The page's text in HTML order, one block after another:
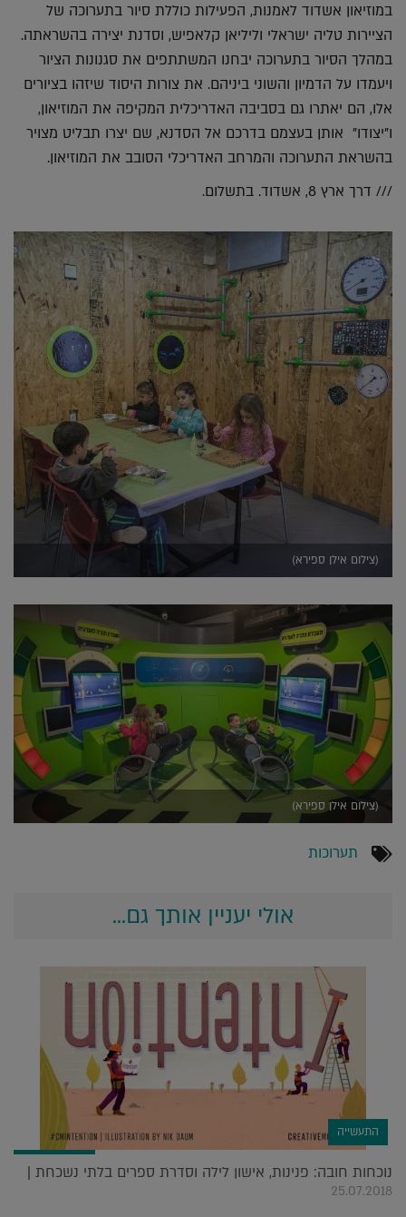
במוזיאון אשדוד לאמנות, הפעילות כוללת סיור בתערוכה של
הציירות טליה ישראלי וליליאן קלאפיש, וסדנת יצירה בהשראתה.
במהלך הסיור בתערוכה יבחנו המשתתפים את סגנונות הציור
ויעמדו על הדמיון והשוני ביניהם. את צורות היסוד שיזהו בציורים
אלו, הם יאתרו גם בסביבה האדריכלית המקיפה את המוזיאון,
ו"יצודו" אותן בעצמם בדרכם אל הסדנא, שם יצרו תבליט מצויר
בהשראת התערוכה והמרחב האדריכלי הסובב את המוזיאון.
/// דרך ארץ 8, אשדוד. בתשלום.
(צילום אילן ספירא)
(צילום אילן ספירא)
תערוכות
אולי יעניין אותך גם...
התעשייה
נוכחות חובה: פנינות, אישון לילה וסדרת ספרים בלתי נשכחת |
25.07.2018